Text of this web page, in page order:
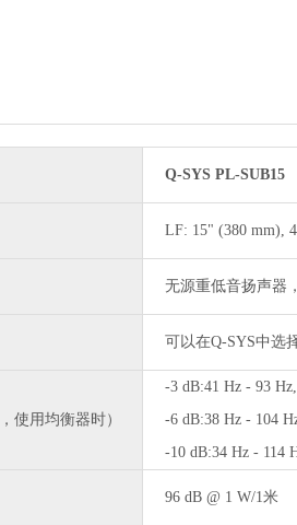
Q-SYS PL-SUB15
LF: 15" (380 mm),
无源重低音扬声器
可以在Q-SYS中选
使用均衡器时）
-3 dB:41 Hz - 93 Hz,
-6 dB:38 Hz - 104
-10 dB:34 Hz - 114
96 dB @ 1 W/1米